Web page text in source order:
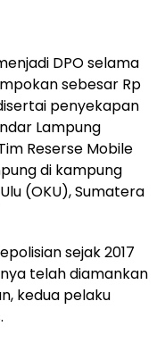
DPO selama
sebesar Rp
penyekapan
Lampung
Reserse Mobile
di kampung
(OKU), Sumatera
sejak 2017
telah diamankan
kedua pelaku